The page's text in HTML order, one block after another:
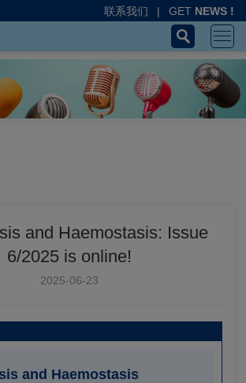
联系我们 | GET NEWS !
and Haemostasis: Issue
6/2025 is online!
2025-06-23
and Haemostasis